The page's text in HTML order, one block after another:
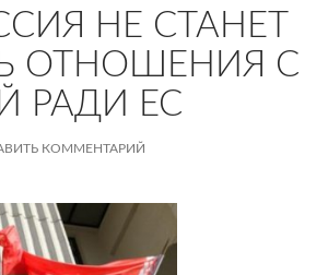
НЕ СТАНЕТ
ОТНОШЕНИЯ С
РАДИ ЕС
КОММЕНТАРИЙ